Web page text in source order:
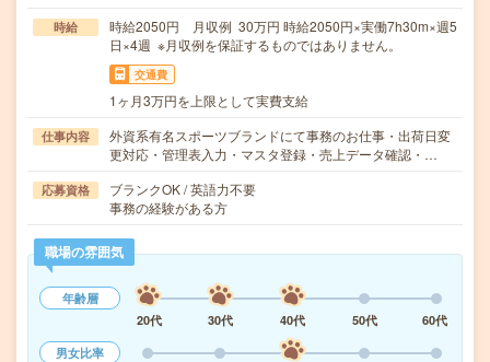
時給
時給2050円 月収例 30万円 時給2050円×実働7h30m×週5
日×4週 ※月収例を保証するものではありません。
交通費
1ヶ月3万円を上限として実費支給
仕事内容
外資系有名スポーツブランドにて事務のお仕事・出荷日変
更対応・管理表入力・マスタ登録・売上データ確認・…
応募資格
ブランクOK / 英語力不要
事務の経験がある方
職場の雰囲気
年齢層
20代
30代 40代 50代
60代
男女比率